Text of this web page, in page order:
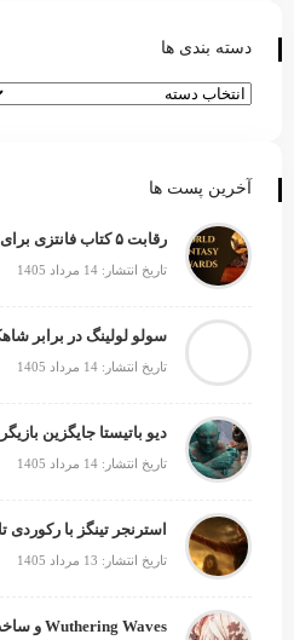
دسته بندی ها
آخرین پست ها
رقابت ۵ کتاب فانتزی برای جایزه جهانی ۲۰۲۶
تاریخ انتشار: 14 مرداد 1405
تاریخ انتشار: 14 مرداد 1405
دیو باتیستا جایگزین
تاریخ انتشار: 14 مرداد 1405
استرنجر تینگز با
تاریخ انتشار: 13 مرداد 1405